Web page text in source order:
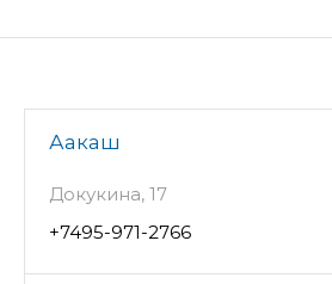
Аакаш
Докукина, 17
+7495-971-2766